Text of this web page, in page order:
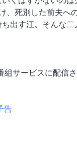
、死別した前夫へ
出す江。そんな
サービスに配信
告